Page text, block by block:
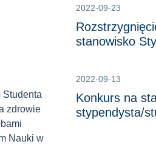
Studenta
zdrowie
Nauki w
2022-09-23
stanowisko
2022-09-13
Konkurs na
stypendysta/